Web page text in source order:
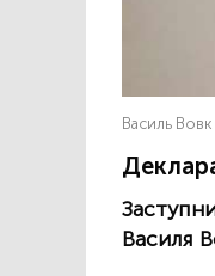
Василь Вовк
Василя